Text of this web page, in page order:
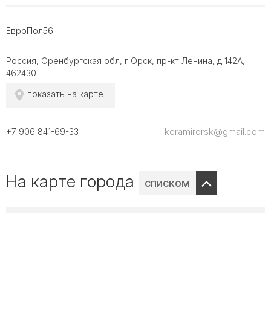
ЕвроПол56
Россия, Оренбургская обл, г Орск, пр-кт Ленина, д 142А,
462430
показать на карте
+7 906 841-69-33 keramirorsk@gmail.com
На карте города списком